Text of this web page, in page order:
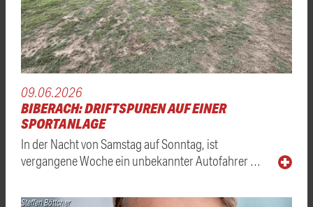
09.06.2026
BIBERACH: DRIFTSPUREN AUF EINER
SPORTANLAGE
In der Nacht von Samstag auf Sonntag, ist
vergangene Woche ein unbekannter Autofahrer …
Steffen Böttcher